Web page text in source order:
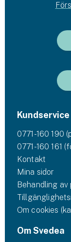
Kundservice
0771-160 190
0771-160 161
Kontakt
Mina sidor
Behandling
Om cookies
Om Svedea